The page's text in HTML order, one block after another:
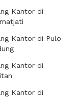
Kantor di
Kantor di Pulo
Kantor di
Kantor di